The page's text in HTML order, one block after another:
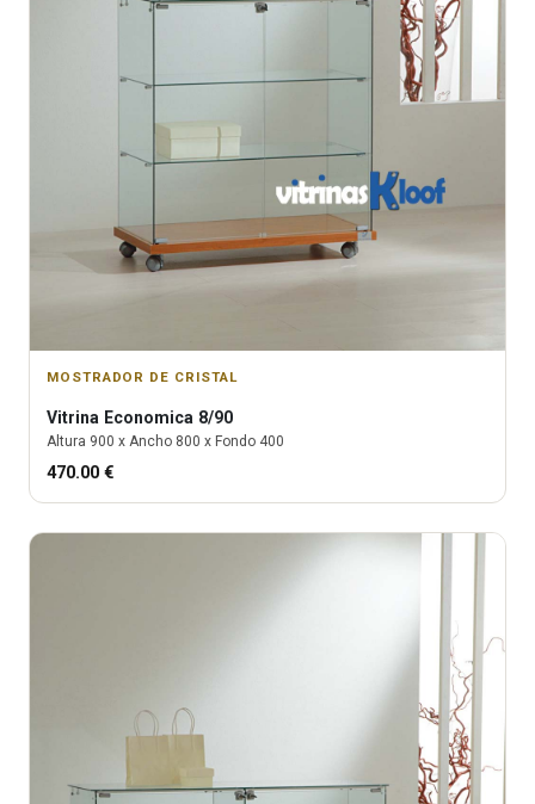
MOSTRADOR DE CRISTAL
Vitrina Economica 8/90
Altura 900 x Ancho 800 x Fondo 400
470.00 €